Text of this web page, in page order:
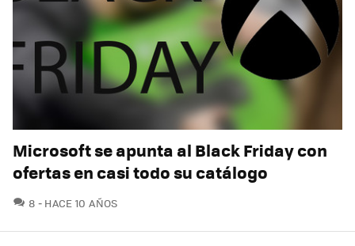
Microsoft se apunta al Black Friday con
ofertas en casi todo su catálogo
8 COMENTARIOS
HACE 10 AÑOS